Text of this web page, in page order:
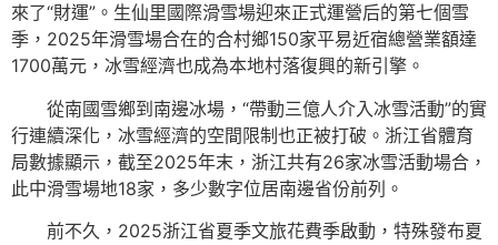
來了“財運”。生仙里國際滑雪場迎來正式運營后的第七個雪
季，2025年滑雪場合在的合村鄉150家平易近宿總營業額達
1700萬元，冰雪經濟也成為本地村落復興的新引擎。
從南國雪鄉到南邊冰場，“帶動三億人介入冰雪活動”的實
行連續深化，冰雪經濟的空間限制也正被打破。浙江省體育
局數據顯示，截至2025年末，浙江共有26家冰雪活動場合，
此中滑雪場地18家，多少數字位居南邊省份前列。
前不久，2025浙江省夏季文旅花費季啟動，特殊發布夏